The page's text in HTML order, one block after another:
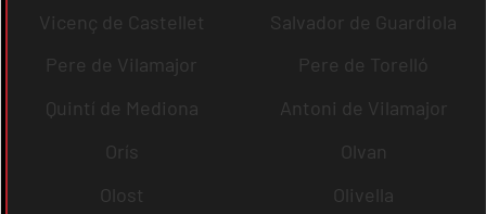
Vicenç de Castellet
Salvador de Guardiola
Pere de Vilamajor
Pere de Torelló
Quintí de Mediona
Antoni de Vilamajor
Orís
Olvan
Olost
Olivella